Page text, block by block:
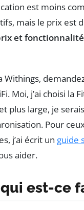
est moins
mais le prix est
et
Moi, j’ai choisi la
plus large, je
Pour
j’ai écrit un guide
aider.
est-ce